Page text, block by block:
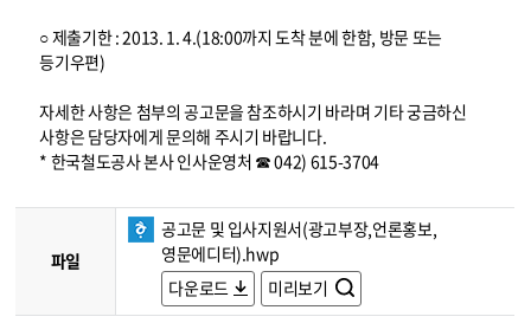
○ 제출기한 : 2013. 1. 4.(18:00까지 도착 분에 한함, 방문 또는
등기우편)
자세한 사항은 첨부의 공고문을 참조하시기 바라며 기타 궁금하신
사항은 담당자에게 문의해 주시기 바랍니다.
* 한국철도공사 본사 인사운영처 ☎ 042) 615-3704
파일
공고문 및 입사지원서(광고부장,언론홍보,
영문에디터).hwp
다운로드
미리보기